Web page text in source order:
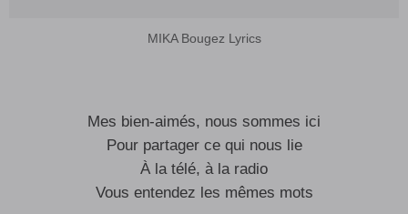
MIKA Bougez Lyrics
Mes bien-aimés, nous sommes ici
Pour partager ce qui nous lie
À la télé, à la radio
Vous entendez les mêmes mots